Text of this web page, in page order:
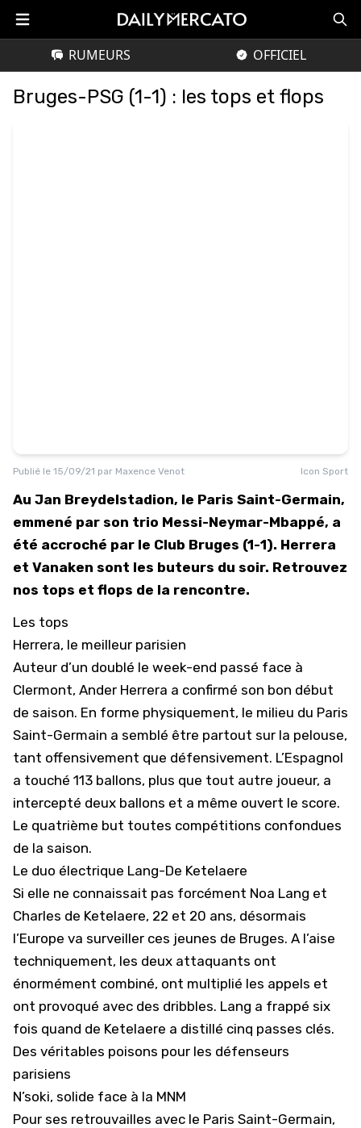
RUMEURS OFFICIEL
Bruges-PSG (1-1) : les tops et flops
Publié le 15/09/21 par Maxence Venot Icon Sport
Au Jan Breydelstadion, le Paris Saint-Germain,
emmené par son trio Messi-Neymar-Mbappé, a
été accroché par le Club Bruges (1-1). Herrera
et Vanaken sont les buteurs du soir. Retrouvez
nos tops et flops de la rencontre.
Les tops
Herrera, le meilleur parisien
Auteur d’un doublé le week-end passé face à
Clermont, Ander Herrera a confirmé son bon début
de saison. En forme physiquement, le milieu du Paris
Saint-Germain a semblé être partout sur la pelouse,
tant offensivement que défensivement. L’Espagnol
a touché 113 ballons, plus que tout autre joueur, a
intercepté deux ballons et a même ouvert le score.
Le quatrième but toutes compétitions confondues
de la saison.
Le duo électrique Lang-De Ketelaere
Si elle ne connaissait pas forcément Noa Lang et
Charles de Ketelaere, 22 et 20 ans, désormais
l’Europe va surveiller ces jeunes de Bruges. A l’aise
techniquement, les deux attaquants ont
énormément combiné, ont multiplié les appels et
ont provoqué avec des dribbles. Lang a frappé six
fois quand de Ketelaere a distillé cinq passes clés.
Des véritables poisons pour les défenseurs
parisiens
N’soki, solide face à la MNM
Pour ses retrouvailles avec le Paris Saint-Germain,